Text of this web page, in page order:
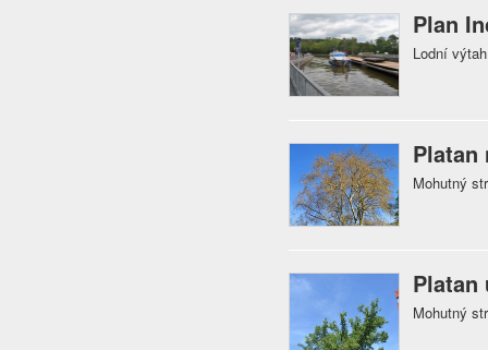
Plan
Lodní
Platan
Mohutný
Platan
Mohutný